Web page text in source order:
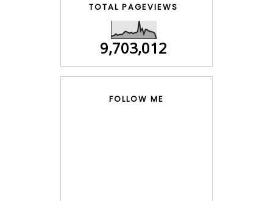
TOTAL PAGEVIEWS
9,703,012
FOLLOW ME